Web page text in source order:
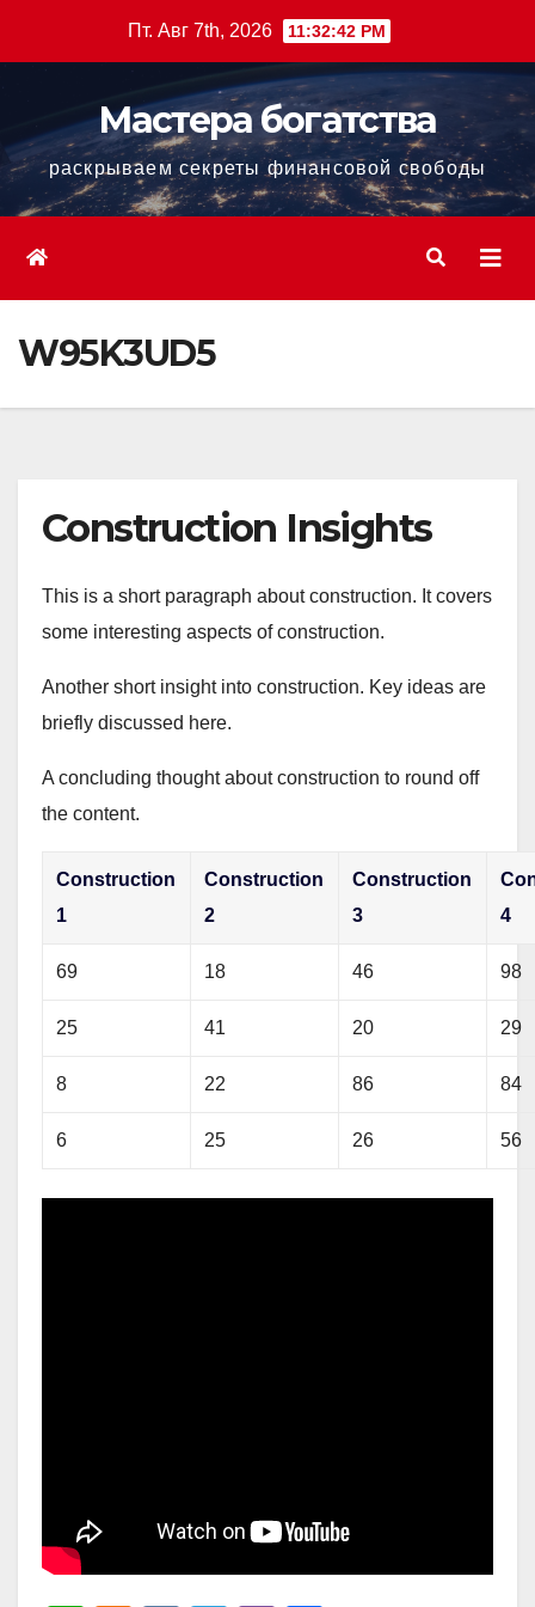
Пт. Авг 7th, 2026 11:32:43 PM
Мастера богатства
раскрываем секреты финансовой свободы
W95K3UD5
Construction Insights
This is a short paragraph about construction. It covers
some interesting aspects of construction.
Another short insight into construction. Key ideas are
briefly discussed here.
A concluding thought about construction to round off
the content.
Construction
1
Construction
2
Construction
3
4
69 18 46 98
25 41 20 29
8 22 86 84
6 25 26 56